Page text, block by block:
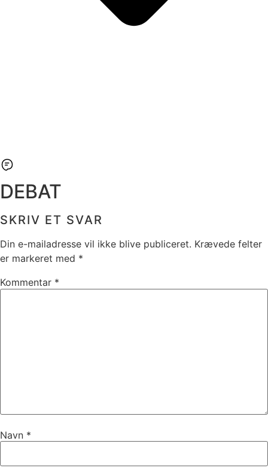
DEBAT
SKRIV ET SVAR
Din e-mailadresse vil ikke blive publiceret. Krævede felter
er markeret med *
Kommentar *
Navn *